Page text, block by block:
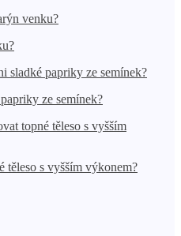
ze semínek?
těleso s vyšším výkonem?